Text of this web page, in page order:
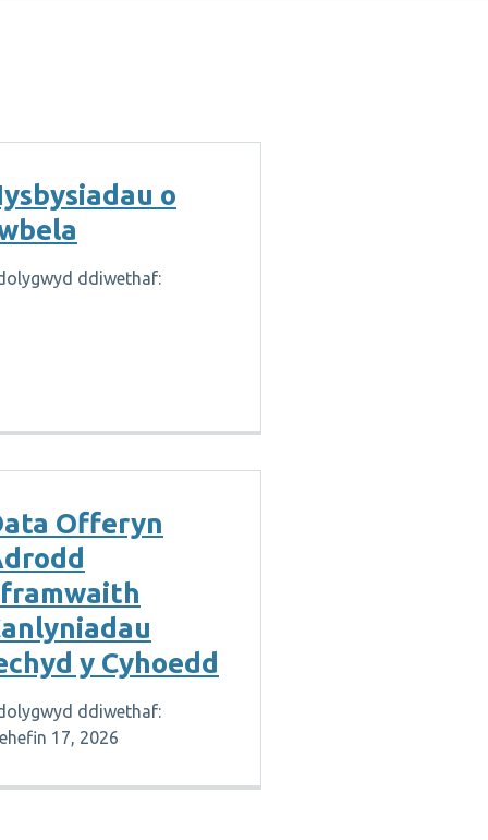
o
ddiwethaf:
Offeryn
y Cyhoedd
ddiwethaf:
17, 2026